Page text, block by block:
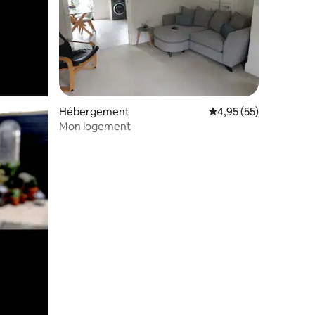
: 4,71 sur 5
Hébergement Évaluation moyenne
4,95 (55)
Mon logement